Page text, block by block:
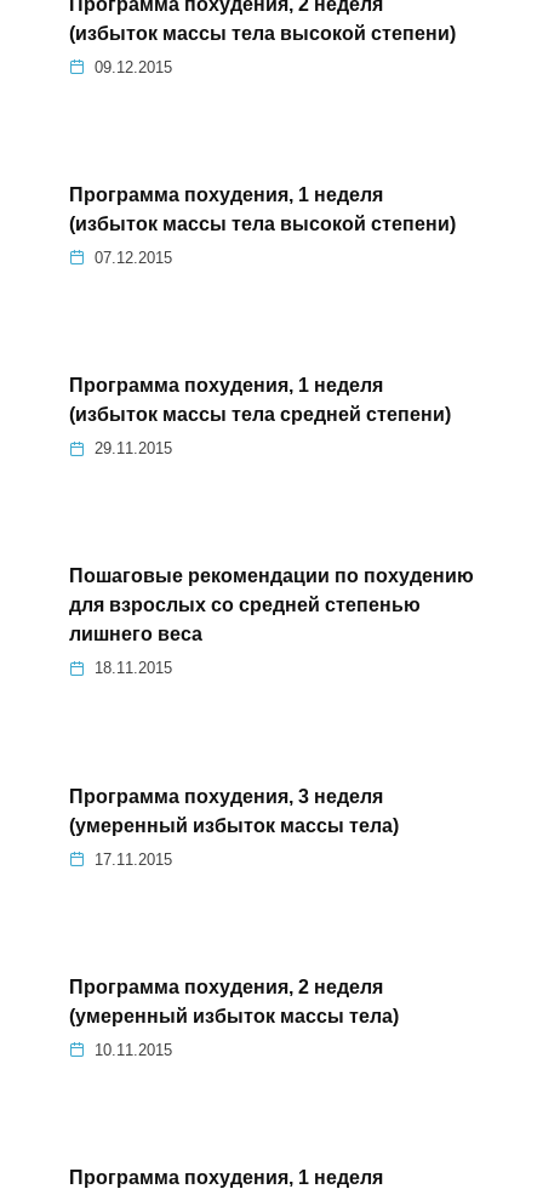
(избыток массы тела высокой степени)
09.12.2015
Программа похудения, 1 неделя
(избыток массы тела высокой степени)
07.12.2015
Программа похудения, 1 неделя
(избыток массы тела средней степени)
29.11.2015
Пошаговые рекомендации по похудению
для взрослых со средней степенью
лишнего веса
18.11.2015
Программа похудения, 3 неделя
(умеренный избыток массы тела)
17.11.2015
Программа похудения, 2 неделя
(умеренный избыток массы тела)
10.11.2015
Программа похудения, 1 неделя